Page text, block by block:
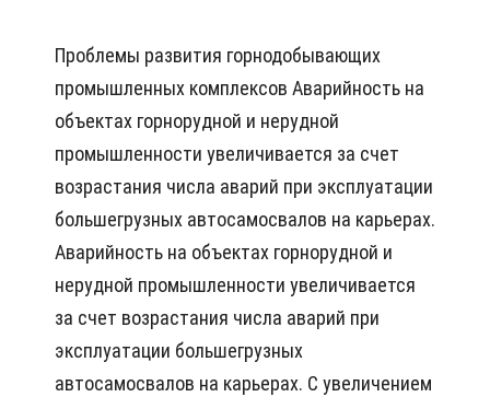
Проблемы развития горнодобывающих
промышленных комплексов Аварийность на
объектах горнорудной и нерудной
промышленности увеличивается за счет
возрастания числа аварий при эксплуатации
большегрузных автосамосвалов на карьерах.
Аварийность на объектах горнорудной и
нерудной промышленности увеличивается
за счет возрастания числа аварий при
эксплуатации большегрузных
автосамосвалов на карьерах. С увеличением